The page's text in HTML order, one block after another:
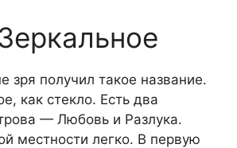
зря получил такое название.
как стекло. Есть два
— Любовь и Разлука.
местности легко. В первую